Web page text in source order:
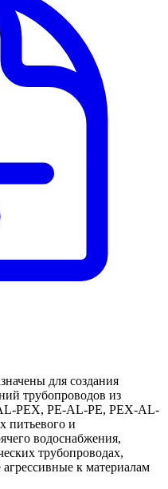
для создания
трубопроводов из
PEX, PE-AL-PE, PEX-AL-
питьевого и
водоснабжения,
трубопроводах,
к материалам